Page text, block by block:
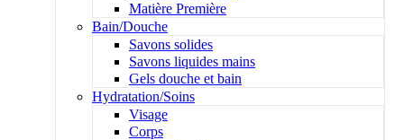
Matière Première
Bain/Douche
Savons solides
Savons liquides mains
Gels douche et bain
Hydratation/Soins
Visage
Corps